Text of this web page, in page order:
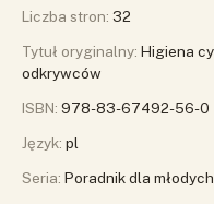
Liczba stron: 32
Tytuł oryginalny: Higiena
odkrywców
ISBN: 978-83-67492-56-0
Język: pl
Seria: Poradnik dla